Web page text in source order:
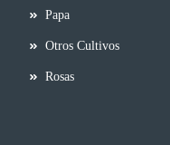
Papa
Otros Cultivos
Rosas